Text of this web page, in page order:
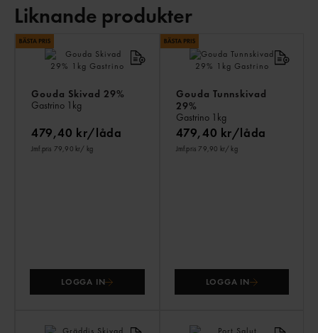
Liknande produkter
Gouda Skivad 29%
Gastrino 1kg
479,40 kr/låda
Jmf.pris 79,90 kr/ kg
LOGGA IN
Gouda Tunnskivad
29%
Gastrino 1kg
479,40 kr/låda
Jmf.pris 79,90 kr/ kg
LOGGA IN